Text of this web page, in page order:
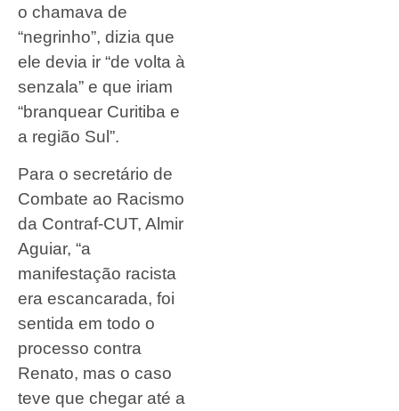
o chamava de
“negrinho”, dizia que
ele devia ir “de volta à
senzala” e que iriam
“branquear Curitiba e
a região Sul”.
Para o secretário de
Combate ao Racismo
da Contraf-CUT, Almir
Aguiar, “a
manifestação racista
era escancarada, foi
sentida em todo o
processo contra
Renato, mas o caso
teve que chegar até a